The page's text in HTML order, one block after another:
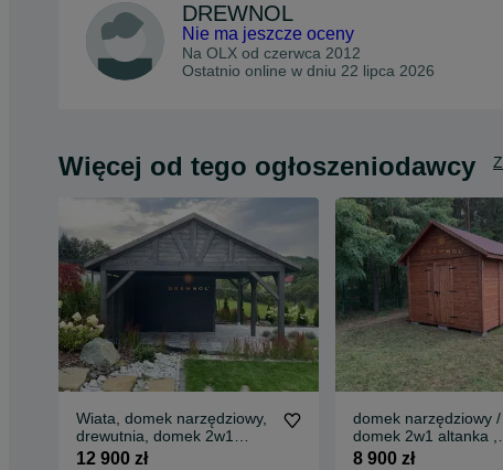
DREWNOL
Nie ma jeszcze oceny
Na OLX od czerwca 2012
Ostatnio online w dniu 22 lipca 2026
Więcej od tego ogłoszeniodawcy
Wiata, domek narzędziowy,
drewutnia, domek 2w1
altanka ,
12 900 zł
domek narzędziowy /
domek 2w1 altanka ,
altanki, drewutnia/
8 900 zł